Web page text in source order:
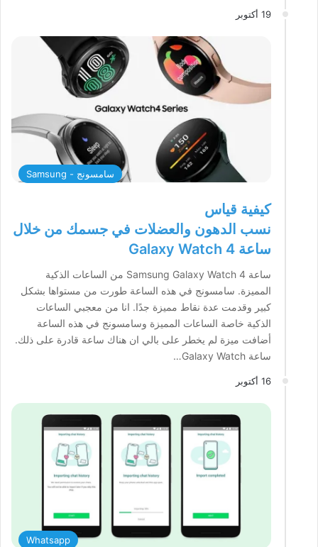
19 أكتوبر
سامسونج - Samsung
كيفية قياس
نسب الدهون والعضلات في جسمك من خلال
ساعة Galaxy Watch 4
ساعة Samsung Galaxy Watch 4 من الساعات الذكية
المميزة. سامسونج في هذه الساعة طورت من مستواها بشكل
كبير وقدمت عدة نقاط مميزة جدًا. انا من معجبي الساعات
الذكية خاصة الساعات المميزة وسامسونج في هذه الساعة
أضافت ميزة لم يخطر على بالي ان هناك ساعة قادرة على ذلك.
ساعة Galaxy Watch…
16 أكتوبر
Whatsapp